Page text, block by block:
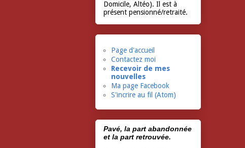
Domicile, Altéo). Il est à
présent pensionné/retraité.
Page d'accueil
Contactez moi
Recevoir de mes
nouvelles
Ma page Facebook
S'incrire au fil (Atom)
Pavé, la part abandonnée
et la part retrouvée.